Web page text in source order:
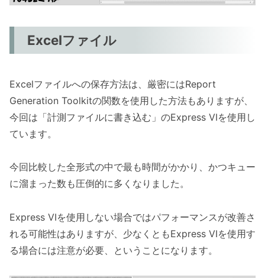
Excelファイル
Excelファイルへの保存方法は、厳密にはReport
Generation Toolkitの関数を使用した方法もありますが、
今回は「計測ファイルに書き込む」のExpress VIを使用し
ています。
今回比較した全形式の中で最も時間がかかり、かつキュー
に溜まった数も圧倒的に多くなりました。
Express VIを使用しない場合ではパフォーマンスが改善さ
れる可能性はありますが、少なくともExpress VIを使用す
る場合には注意が必要、ということになります。